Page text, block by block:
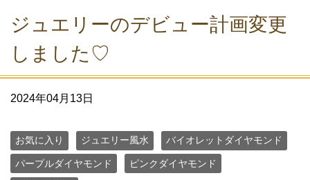
ジュエリーのデビュー計画変更
しました♡
2024年04月13日
お気に入り ジュエリー風水 バイオレットダイヤモンド
パープルダイヤモンド ピンクダイヤモンド